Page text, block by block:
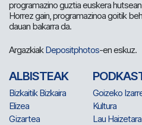
programazino guztia euskera
Horrez gain, programazinoa goitik
dauan bakarra da.
ArgazkiakDepositphotos-en eskuz.
ALBISTEAK
Bizkaitik Bizkaira
Elizea
Gizartea
Goizeko
Kultura
Lau Haizetara